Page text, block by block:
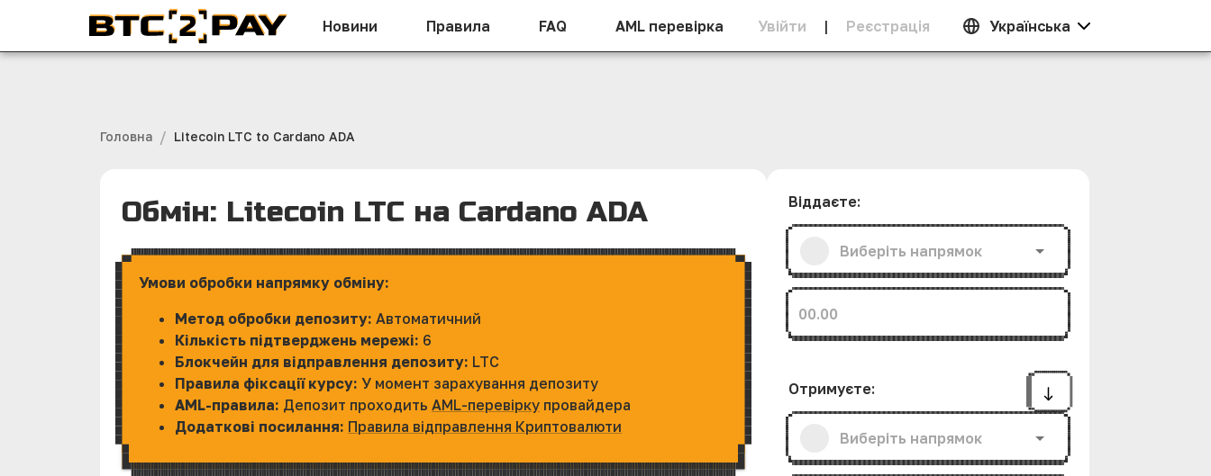
Новини Правила FAQ AML перевірка Увійти | Реєстрацiя Українська
Головна / Litecoin LTC to Cardano ADA
Обмін: Litecoin LTC на Cardano ADA
Умови обробки напрямку обміну:
Метод обробки депозиту: Автоматичний
Кількість підтверджень мережі: 6
Блокчейн для відправлення депозиту: LTC
Правила фіксації курсу: У момент зарахування депозиту
AML-правила: Депозит проходить AML-перевірку провайдера
Додаткові посилання: Правила відправлення Криптовалюти
Віддаєте:
Отримуєте: